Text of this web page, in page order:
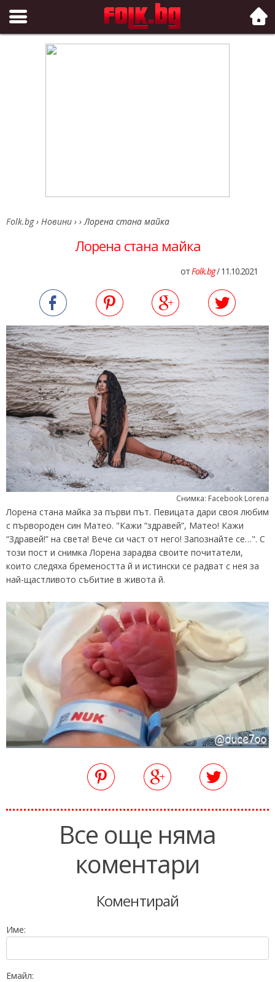
Folk.bg
Folk.bg › Новини › ›Лорена стана майка
Лорена стана майка
отFolk.bg/ 11.10.2021
Снимка: Facebook Lorena
Лорена стана майка за първи път. Певицата дари своя любим
с първороден син Матео. "Кажи “здравей”, Матео! Кажи
“Здравей!” на света! Вече си част от него! Запознайте се…". С
този пост и снимка Лорена зарадва своите почитатели,
които следяха бремеността й и истински се радват с нея за
най-щастливото събитие в живота й.
Все още няма
коментари
Коментирай
Име:
Емайл: